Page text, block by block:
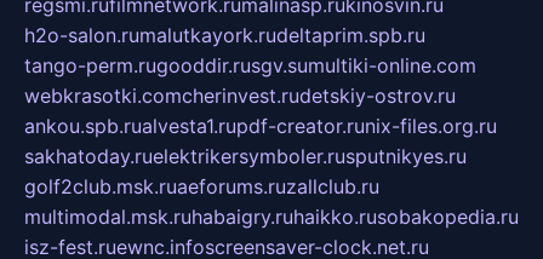
regsmi.rufilmnetwork.rumalinasp.rukinosvin.ru
h2o-salon.rumalutkayork.rudeltaprim.spb.ru
tango-perm.rugooddir.rusgv.sumultiki-online.com
webkrasotki.comcherinvest.rudetskiy-ostrov.ru
ankou.spb.rualvesta1.rupdf-creator.runix-files.org.ru
sakhatoday.ruelektrikersymboler.rusputnikyes.ru
golf2club.msk.ruaeforums.ruzallclub.ru
multimodal.msk.ruhabaigry.ruhaikko.rusobakopedia.ru
isz-fest.ruewnc.infoscreensaver-clock.net.ru